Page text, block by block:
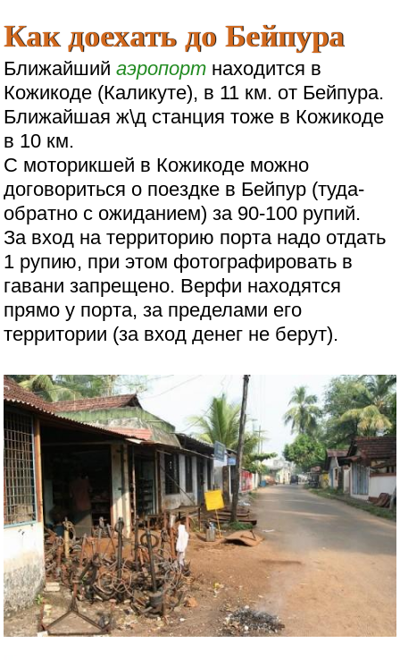
Как доехать до Бейпура
Ближайшийаэропорт находится в
Кожикоде (Каликуте), в 11 км. от Бейпура.
Ближайшая ж\д станция тоже в Кожикоде
в 10 км.
С моторикшей в Кожикоде можно
договориться о поездке в Бейпур (туда-
обратно с ожиданием) за 90-100 рупий.
За вход на территорию порта надо отдать
1 рупию, при этом фотографировать в
гавани запрещено. Верфи находятся
прямо у порта, за пределами его
территории (за вход денег не берут).